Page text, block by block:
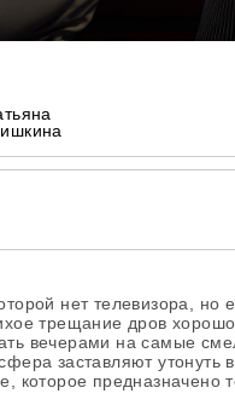
нет телевизора, но
трещание дров хорошо
вечерами на самые
заставляют утонуть в
которое предназначено